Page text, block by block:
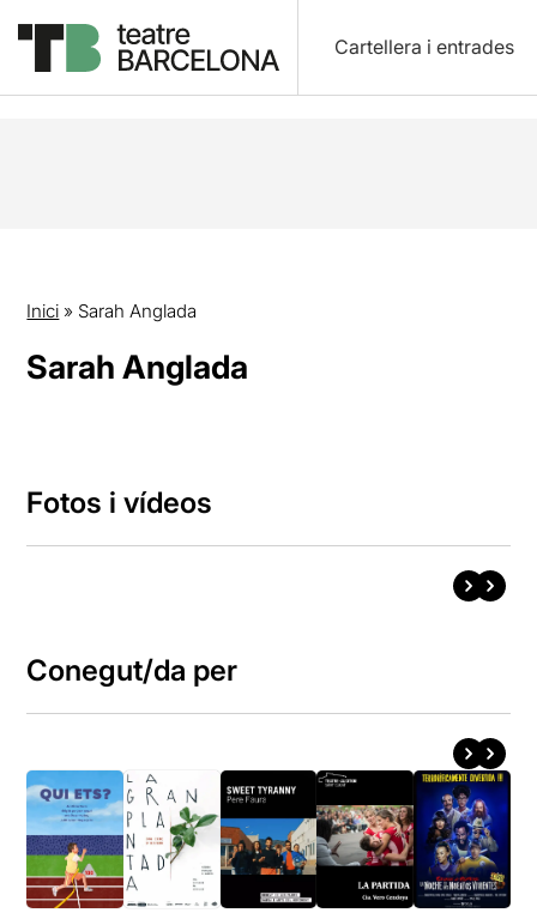
Cartellera i entrades
Inici » Sarah Anglada
Sarah Anglada
Fotos i vídeos
Conegut/da per